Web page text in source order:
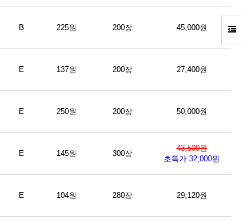
B 225원 200장 45,000원
E 137원 200장 27,400원
E 250원 200장 50,000원
E 145원 300장
43,500원
초특가 32,000원
E 104원 280장 29,120원